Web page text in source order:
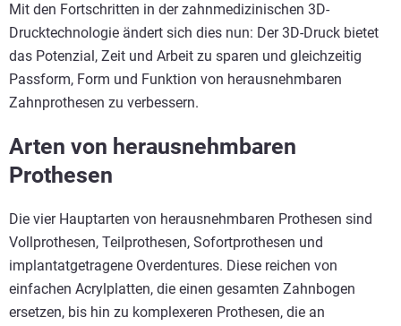
Mit den Fortschritten in der zahnmedizinischen 3D-
Drucktechnologie ändert sich dies nun: Der 3D-Druck bietet
das Potenzial, Zeit und Arbeit zu sparen und gleichzeitig
Passform, Form und Funktion von herausnehmbaren
Zahnprothesen zu verbessern.
Arten von herausnehmbaren
Prothesen
Die vier Hauptarten von herausnehmbaren Prothesen sind
Vollprothesen, Teilprothesen, Sofortprothesen und
implantatgetragene Overdentures. Diese reichen von
einfachen Acrylplatten, die einen gesamten Zahnbogen
ersetzen, bis hin zu komplexeren Prothesen, die an